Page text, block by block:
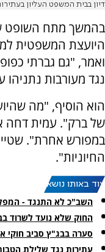
דיון בבית המשפט העליון
בהמשך מתח השופט
היועצת המשפטית
ואמר, "גם גברתי
נגד מעורבות
הוא הוסיף, "מה
של ברק". עמית דחה
במפורש אחרת".
החיוניות".
עוד באותו נושא:
השב"כ לא התנגד -
החוק שלא נועד לשרוד
סערה בבג"ץ סביב חוקי
עתירות נגד שלילת